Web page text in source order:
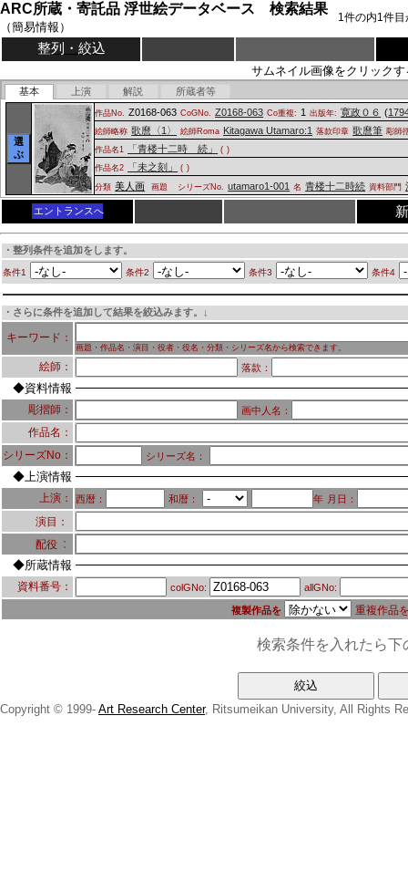
ARC所蔵・寄託品 浮世絵データベース 検索結果
（簡易情報）
1件の内1件目
整列・絞込
サムネイル画像をクリック
基本 上演 解説 所蔵者等
選
ぶ
作品No. Z0168-063 CoGNo. Z0168-063 Co重複: 1 出版年: 寛政０６ (
絵師略称 歌麿〈1〉 絵師Roma Kitagawa Utamaro:1 落款印章 歌麿筆 彫師
作品名1
「青楼十二時 続」 ( )
作品名2
「未之刻」 ( )
分類 美人画 画題 シリーズNo. utamaro1-001 名 青楼十二時続 資料部門
エントランスへ
・整列条件を追加をします。
条件1 条件2 条件3 条件4
・さらに条件を追加して結果を絞込みます。↓
キーワード：
画題・作品名・演目・役者・役名・分類・シリーズ名から検索できます。
絵師： 落款：
◆資料情報
彫摺師： 画中人名：
作品名：
シリーズNo：
シリーズ名：
◆上演情報
上演： 西暦： 和暦： 年 月日：
演目：
配役 ：
◆所蔵情報
資料番号： colGNo: allGNo:
複製作品を 重複作品
検索条件を入れたら
Copyright © 1999- Art Research Center, Ritsumeikan University, All Rights